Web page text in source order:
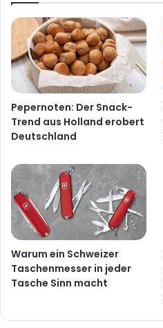
Pepernoten: Der Snack-
Trend aus Holland erobert
Deutschland
Warum ein Schweizer
Taschenmesser in jeder
Tasche Sinn macht